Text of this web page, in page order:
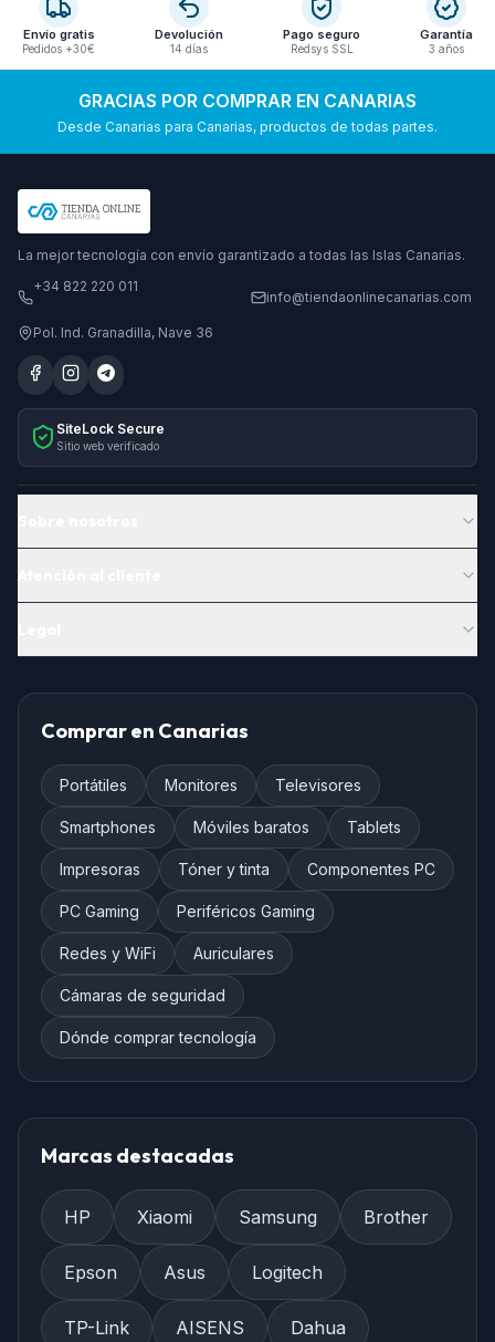
Envío gratis
Pedidos +30€
Devolución
14 días
Pago seguro
Redsys SSL
Garantía
3 años
GRACIAS POR COMPRAR EN CANARIAS
Desde Canarias para Canarias, productos de todas partes.
La mejor tecnología con envío garantizado a todas las Islas Canarias.
+34 822 220 011
info@tiendaonlinecanarias.com
Pol. Ind. Granadilla, Nave 36
SiteLock Secure
Sitio web verificado
Comprar en Canarias
Portátiles Monitores Televisores
Smartphones Móviles baratos Tablets
Impresoras Tóner y tinta Componentes PC
PC Gaming Periféricos Gaming
Redes y WiFi Auriculares
Cámaras de seguridad
Dónde comprar tecnología
Marcas destacadas
HP Xiaomi Samsung Brother
Epson Asus Logitech
TP-Link AISENS Dahua